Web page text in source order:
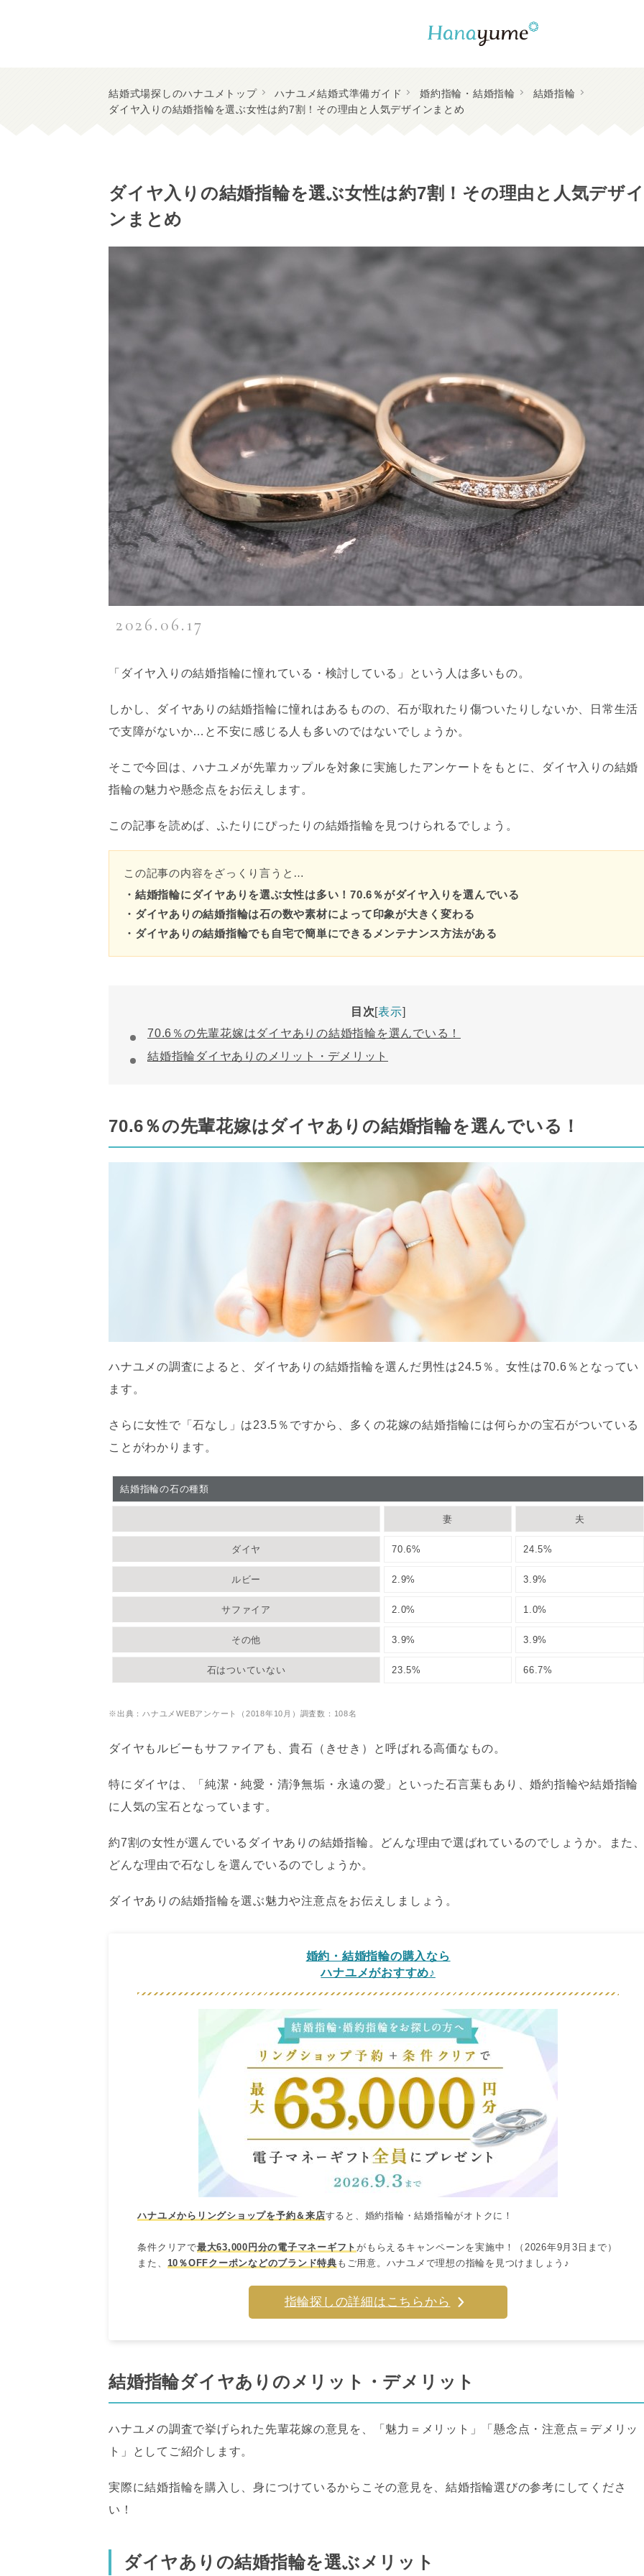
結婚式場探しのハナユメトップ ハナユメ結婚式準備ガイド 婚約指輪・結婚指輪
結婚指輪
ダイヤ入りの結婚指輪を選ぶ女性は約7割！その理由と人気デザインまとめ
ダイヤ入りの結婚指輪を選ぶ女性は約7割！その理由と人気デザイ
ンまとめ
2026.06.17
「ダイヤ入りの結婚指輪に憧れている・検討している」という人は多いもの。
しかし、ダイヤありの結婚指輪に憧れはあるものの、石が取れたり傷ついたりしないか、日常生活
で支障がないか…と不安に感じる人も多いのではないでしょうか。
そこで今回は、ハナユメが先輩カップルを対象に実施したアンケートをもとに、ダイヤ入りの結婚
指輪の魅力や懸念点をお伝えします。
この記事を読めば、ふたりにぴったりの結婚指輪を見つけられるでしょう。
この記事の内容をざっくり言うと…
・結婚指輪にダイヤありを選ぶ女性は多い！70.6％がダイヤ入りを選んでいる
・ダイヤありの結婚指輪は石の数や素材によって印象が大きく変わる
・ダイヤありの結婚指輪でも自宅で簡単にできるメンテナンス方法がある
目次 表示
70.6％の先輩花嫁はダイヤありの結婚指輪を選んでいる！
結婚指輪ダイヤありのメリット・デメリット
70.6％の先輩花嫁はダイヤありの結婚指輪を選んでいる！
ハナユメの調査によると、ダイヤありの結婚指輪を選んだ男性は24.5％。女性は70.6％となってい
ます。
さらに女性で「石なし」は23.5％ですから、多くの花嫁の結婚指輪には何らかの宝石がついている
ことがわかります。
結婚指輪の石の種類
妻 夫
ダイヤ 70.6% 24.5%
ルビー 2.9% 3.9%
サファイア 2.0% 1.0%
その他 3.9% 3.9%
石はついていない 23.5% 66.7%
※出典：ハナユメWEBアンケート（2018年10月）調査数：108名
ダイヤもルビーもサファイアも、貴石（きせき）と呼ばれる高価なもの。
特にダイヤは、「純潔・純愛・清浄無垢・永遠の愛」といった石言葉もあり、婚約指輪や結婚指輪
に人気の宝石となっています。
約7割の女性が選んでいるダイヤありの結婚指輪。どんな理由で選ばれているのでしょうか。また
どんな理由で石なしを選んでいるのでしょうか。
ダイヤありの結婚指輪を選ぶ魅力や注意点をお伝えしましょう。
婚約・結婚指輪の購入なら
ハナユメがおすすめ♪
ハナユメからリングショップを予約＆来店すると、婚約指輪・結婚指輪がオトクに！
条件クリアで最大63,000円分の電子マネーギフトがもらえるキャンペーンを実施中！（2026年9月3日まで）
また、 10％OFFクーポンなどのブランド特典 もご用意。ハナユメで理想の指輪を見つけましょう♪
指輪探しの詳細はこちらから
結婚指輪ダイヤありのメリット・デメリット
ハナユメの調査で挙げられた先輩花嫁の意見を、「魅力＝メリット」「懸念点・注意点＝デメリッ
ト」としてご紹介します。
実際に結婚指輪を購入し、身につけているからこその意見を、結婚指輪選びの参考にしてくださ
い！
ダイヤありの結婚指輪を選ぶメリット